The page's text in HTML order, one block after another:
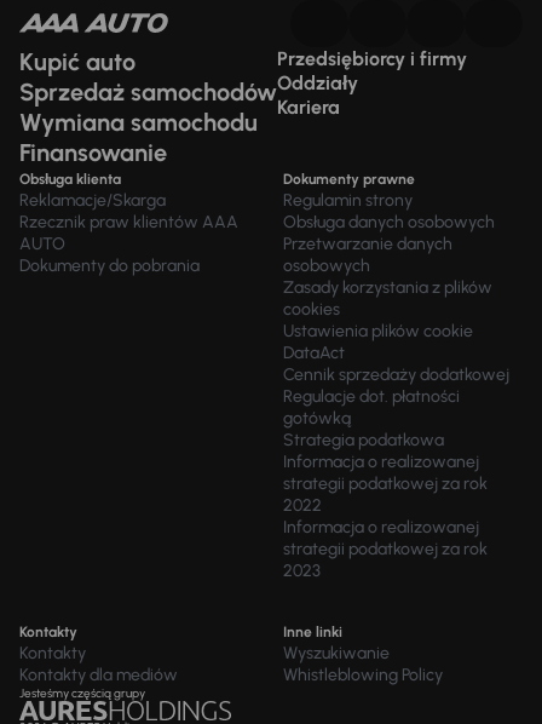
Kupić auto
Sprzedaż samochodów
Wymiana samochodu
Finansowanie
Przedsiębiorcy i firmy
Oddziały
Kariera
Obsługa klienta
Reklamacje/Skarga
Rzecznik praw klientów AAA
AUTO
Dokumenty do pobrania
Dokumenty prawne
Regulamin strony
Obsługa danych osobowych
Przetwarzanie danych
osobowych
Zasady korzystania z plików
cookies
Ustawienia plików cookie
DataAct
Cennik sprzedaży dodatkowej
Regulacje dot. płatności
gotówką
Strategia podatkowa
Informacja o realizowanej
strategii podatkowej za rok
2022
Informacja o realizowanej
strategii podatkowej za rok
2023
Kontakty
Kontakty
Kontakty dla mediów
Inne linki
Wyszukiwanie
Whistleblowing Policy
Jesteśmy częścią grupy